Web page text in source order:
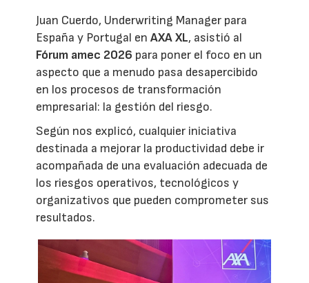
Juan Cuerdo, Underwriting Manager para
España y Portugal enAXA XL, asistió al
Fórum amec 2026 para poner el foco en un
aspecto que a menudo pasa desapercibido
en los procesos de transformación
empresarial: la gestión del riesgo.
Según nos explicó, cualquier iniciativa
destinada a mejorar la productividad debe ir
acompañada de una evaluación adecuada de
los riesgos operativos, tecnológicos y
organizativos que pueden comprometer sus
resultados.